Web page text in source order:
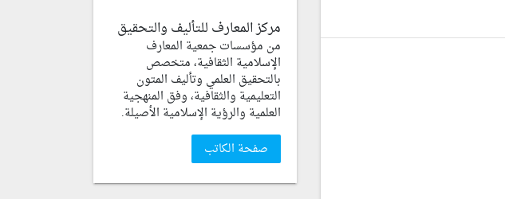
مركز المعارف للتأليف والتحقيق
من مؤسسات جمعية المعارف
الإسلامية الثقافية، متخصص
بالتحقيق العلمي وتأليف المتون
التعليمية والثقافية، وفق المنهجية
العلمية والرؤية الإسلامية الأصيلة.
صفحة الكاتب